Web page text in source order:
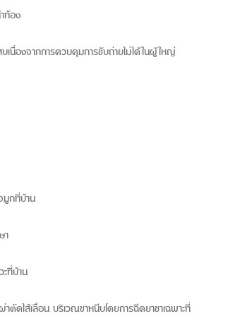
ท้อง
เนื่องจากการควบคุมการขับถ่ายไม่ได้ในผู้ใหญ่
มูกที่บ้าน
า
ที่บ้าน
ตัดไส้เลื่อน บริเวณขาหนีบโดยการฉีดยาชาเฉพาะที่